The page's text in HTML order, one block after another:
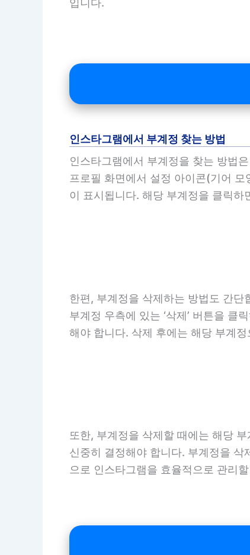
인스타그램에서 부계정 찾는 방법
인스타그램에서 부계정을 찾는 방법
프로필 화면에서 설정 아이콘(기어 모
이 표시됩니다. 해당 부계정을 클릭하
한편, 부계정을 삭제하는 방법도 간단
부계정 우측에 있는 ‘삭제’ 버튼을 클
해야 합니다. 삭제 후에는 해당 부계
또한, 부계정을 삭제할 때에는 해당
신중히 결정해야 합니다. 부계정을
으로 인스타그램을 효율적으로 관리